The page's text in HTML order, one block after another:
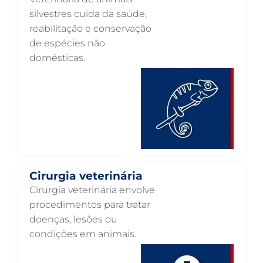
ENDOCRINOLOGIA VETERINÁRIA EM GUARULHOS
EMERGÊNCIA VETERINÁRIA EM GUARULHOS
EMERGÊNCIA PARA PETS EM GUARULHOS
DERMATOLOGIA VETERINÁRIA EM GUARULHOS
CUIDADOS INTENSIVOS EM ANIMAIS EM GUARULHOS
CUIDADOS EM ANIMAIS 24 HORAS EM GUARULHOS
CLÍNICA VETERINÁRIA 24 HORAS EM GUARULHOS
CIRURGIA VETERINÁRIA GERAL EM GUARULHOS
CARDIOLOGISTA VETERINÁRIO EM GUARULHOS
CARDIOLOGIA VETERINÁRIA EM GUARULHOS
silvestres cuida da saúde,
reabilitação e conservação
de espécies não
domésticas.
Cirurgia veterinária
Cirurgia veterinária envolve
procedimentos para tratar
doenças, lesões ou
condições em animais.